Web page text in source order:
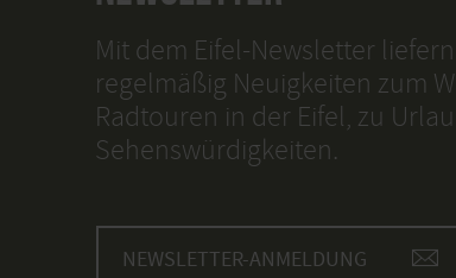
Mit dem Eifel-Newsletter
regelmäßig Neuigkeiten zum
Radtouren in der Eifel, zu
Sehenswürdigkeiten.
NEWSLETTER-ANMELDUNG